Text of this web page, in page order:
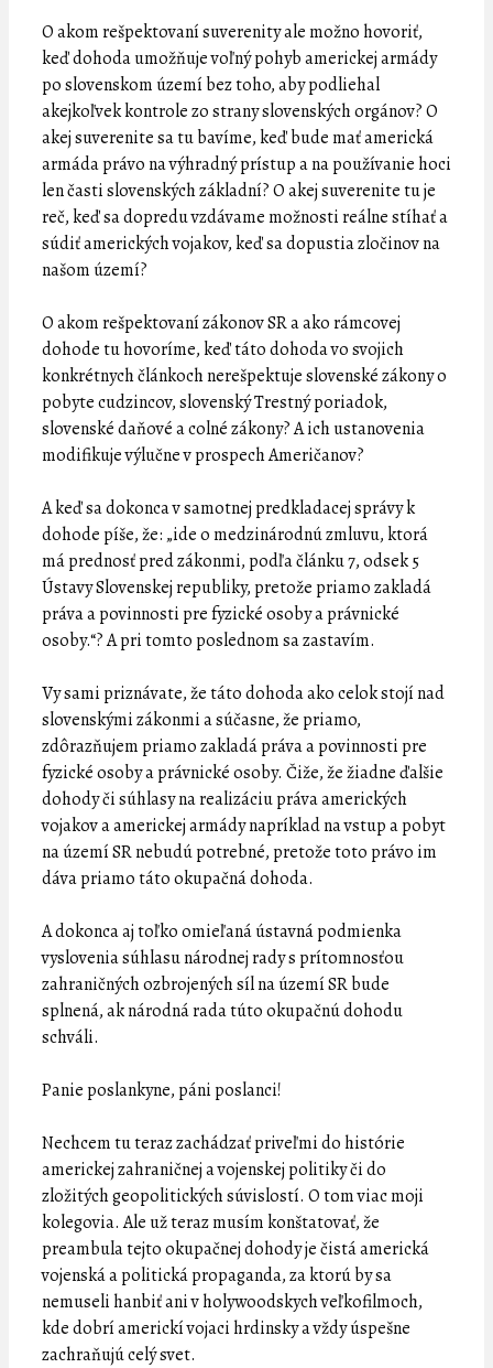
O akom rešpektovaní suverenity ale možno hovoriť,
keď dohoda umožňuje voľný pohyb americkej armády
po slovenskom území bez toho, aby podliehal
akejkoľvek kontrole zo strany slovenských orgánov? O
akej suverenite sa tu bavíme, keď bude mať americká
armáda právo na výhradný prístup a na používanie hoci
len časti slovenských základní? O akej suverenite tu je
reč, keď sa dopredu vzdávame možnosti reálne stíhať a
súdiť amerických vojakov, keď sa dopustia zločinov na
našom území?
O akom rešpektovaní zákonov SR a ako rámcovej
dohode tu hovoríme, keď táto dohoda vo svojich
konkrétnych článkoch nerešpektuje slovenské zákony o
pobyte cudzincov, slovenský Trestný poriadok,
slovenské daňové a colné zákony? A ich ustanovenia
modifikuje výlučne v prospech Američanov?
A keď sa dokonca v samotnej predkladacej správy k
dohode píše, že: „ide o medzinárodnú zmluvu, ktorá
má prednosť pred zákonmi, podľa článku 7, odsek 5
Ústavy Slovenskej republiky, pretože priamo zakladá
práva a povinnosti pre fyzické osoby a právnické
osoby.“? A pri tomto poslednom sa zastavím.
Vy sami priznávate, že táto dohoda ako celok stojí nad
slovenskými zákonmi a súčasne, že priamo,
zdôrazňujem priamo zakladá práva a povinnosti pre
fyzické osoby a právnické osoby. Čiže, že žiadne ďalšie
dohody či súhlasy na realizáciu práva amerických
vojakov a americkej armády napríklad na vstup a pobyt
na území SR nebudú potrebné, pretože toto právo im
dáva priamo táto okupačná dohoda.
A dokonca aj toľko omieľaná ústavná podmienka
vyslovenia súhlasu národnej rady s prítomnosťou
zahraničných ozbrojených síl na území SR bude
splnená, ak národná rada túto okupačnú dohodu
schváli.
Panie poslankyne, páni poslanci!
Nechcem tu teraz zachádzať priveľmi do histórie
americkej zahraničnej a vojenskej politiky či do
zložitých geopolitických súvislostí. O tom viac moji
kolegovia. Ale už teraz musím konštatovať, že
preambula tejto okupačnej dohody je čistá americká
vojenská a politická propaganda, za ktorú by sa
nemuseli hanbiť ani v holywoodskych veľkofilmoch,
kde dobrí americkí vojaci hrdinsky a vždy úspešne
zachraňujú celý svet.